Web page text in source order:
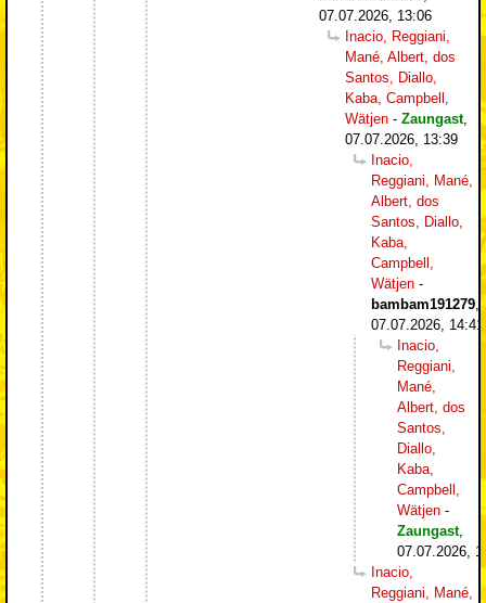
07.07.2026, 13:06
Inacio, Reggiani,
Mané, Albert, dos
Santos, Diallo,
Kaba, Campbell,
Wätjen - Zaungast,
07.07.2026, 13:39
Inacio,
Reggiani, Mané,
Albert, dos
Santos, Diallo,
Kaba,
Campbell,
Wätjen -
bambam191279
07.07.2026, 14:41
Inacio,
Reggiani,
Mané,
Albert, dos
Santos,
Diallo,
Kaba,
Campbell,
Wätjen -
Zaungast,
07.07.2026,
Inacio,
Reggiani, Mané,